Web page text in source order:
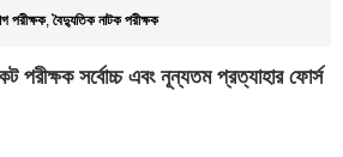
পরীক্ষক,বৈদ্যুতিক নাটক পরীক্ষক
সর্বোচ্চ এবং নূন্যতম প্রত্যাহার ফোর্স